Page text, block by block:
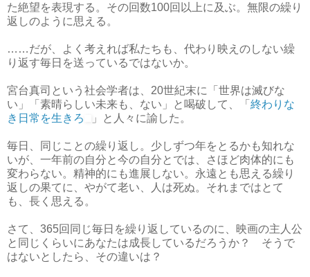
た絶望を表現する。その回数100回以上に及ぶ。無限の繰り
返しのように思える。
……だが、よく考えれば私たちも、代わり映えのしない繰
り返す毎日を送っているではないか。
宮台真司という社会学者は、20世紀末に「世界は滅びな
い」「素晴らしい未来も、ない」と喝破して、「 終わりな
き日常を生きろ
」と人々に諭した。
毎日、同じことの繰り返し。少しずつ年をとるかも知れな
いが、一年前の自分と今の自分とでは、さほど肉体的にも
変わらない。精神的にも進展しない。永遠とも思える繰り
返しの果てに、やがて老い、人は死ぬ。それまではとて
も、長く思える。
さて、365回同じ毎日を繰り返しているのに、映画の主人公
と同じくらいにあなたは成長しているだろうか？ そうで
はないとしたら、その違いは？